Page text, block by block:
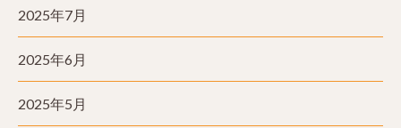
2025年7月
2025年6月
2025年5月